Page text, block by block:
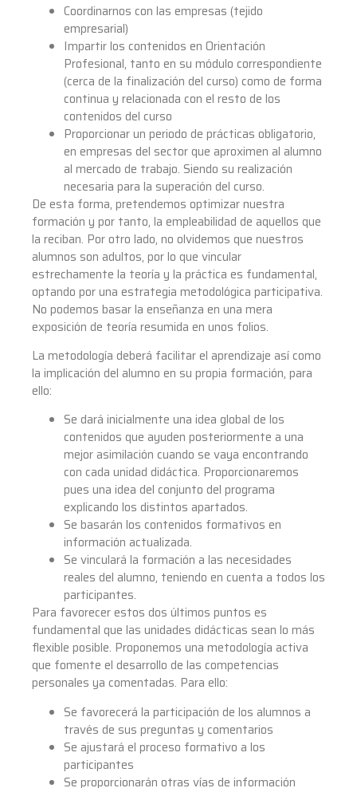
Coordinarnos con las empresas (tejido
empresarial)
Impartir los contenidos en Orientación
Profesional, tanto en su módulo correspondiente
(cerca de la finalización del curso) como de forma
continua y relacionada con el resto de los
contenidos del curso
Proporcionar un periodo de prácticas obligatorio,
en empresas del sector que aproximen al alumno
al mercado de trabajo. Siendo su realización
necesaria para la superación del curso.
De esta forma, pretendemos optimizar nuestra
formación y por tanto, la empleabilidad de aquellos que
la reciban. Por otro lado, no olvidemos que nuestros
alumnos son adultos, por lo que vincular
estrechamente la teoría y la práctica es fundamental,
optando por una estrategia metodológica participativa.
No podemos basar la enseñanza en una mera
exposición de teoría resumida en unos folios.
La metodología deberá facilitar el aprendizaje así como
la implicación del alumno en su propia formación, para
ello:
Se dará inicialmente una idea global de los
contenidos que ayuden posteriormente a una
mejor asimilación cuando se vaya encontrando
con cada unidad didáctica. Proporcionaremos
pues una idea del conjunto del programa
explicando los distintos apartados.
Se basarán los contenidos formativos en
información actualizada.
Se vinculará la formación a las necesidades
reales del alumno, teniendo en cuenta a todos los
participantes.
Para favorecer estos dos últimos puntos es
fundamental que las unidades didácticas sean lo más
flexible posible. Proponemos una metodología activa
que fomente el desarrollo de las competencias
personales ya comentadas. Para ello:
Se favorecerá la participación de los alumnos a
través de sus preguntas y comentarios
Se ajustará el proceso formativo a los
participantes
Se proporcionarán otras vías de información